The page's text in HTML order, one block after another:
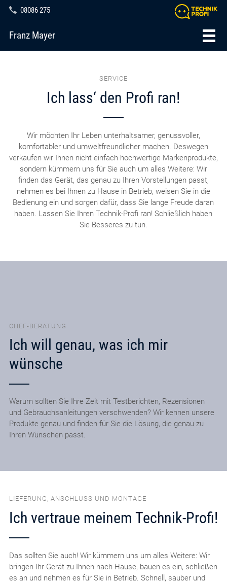
08086 275
Franz Mayer
SERVICE
Ich lass‘ den Profi ran!
Wir möchten Ihr Leben unterhaltsamer, genussvoller,
komfortabler und umweltfreundlicher machen. Deswegen
verkaufen wir Ihnen nicht einfach hochwertige Markenprodukte,
sondern kümmern uns für Sie auch um alles Weitere: Wir
finden das Gerät, das genau zu Ihren Vorstellungen passt,
nehmen es bei Ihnen zu Hause in Betrieb, weisen Sie in die
Bedienung ein und sorgen dafür, dass Sie lange Freude daran
haben. Lassen Sie Ihren Technik-Profi ran! Schließlich haben
Sie Besseres zu tun.
CHEF-BERATUNG
Ich will genau, was ich mir
wünsche
Warum sollten Sie Ihre Zeit mit Testberichten, Rezensionen
und Gebrauchsanleitungen verschwenden? Wir kennen unsere
Produkte genau und finden für Sie die Lösung, die genau zu
Ihren Wünschen passt.
LIEFERUNG, ANSCHLUSS UND MONTAGE
Ich vertraue meinem Technik-Profi!
Das sollten Sie auch! Wir kümmern uns um alles Weitere: Wir
bringen Ihr Gerät zu Ihnen nach Hause, bauen es ein, schließen
es an und nehmen es für Sie in Betrieb. Schnell, sauber und